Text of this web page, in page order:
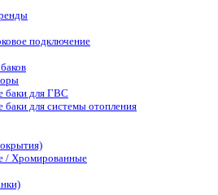
подключение
баки для ГВС
баки для системы отопления
/ Хромированные